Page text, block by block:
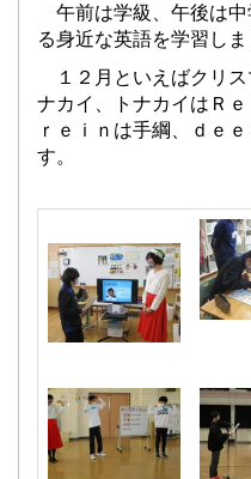
午前は学級、午後は中
る身近な英語を学習しま
１２月といえばクリス
ナカイ、トナカイはＲｅ
ｒｅｉｎは手綱、ｄｅ
す。